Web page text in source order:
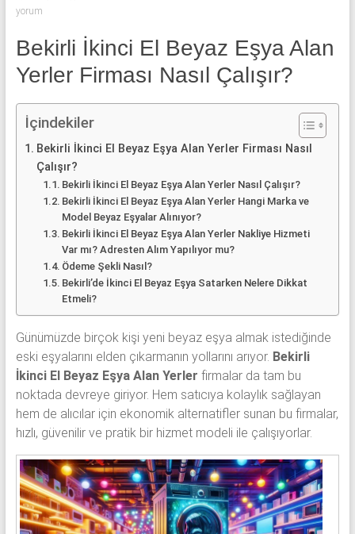
klima
kombi
yorum
Bekirli İkinci El Beyaz Eşya Alan
Yerler Firması Nasıl Çalışır?
İçindekiler
Bekirli İkinci El Beyaz Eşya Alan Yerler Firması Nasıl
Çalışır?
Bekirli İkinci El Beyaz Eşya Alan Yerler Nasıl Çalışır?
Bekirli İkinci El Beyaz Eşya Alan Yerler Hangi Marka ve
Model Beyaz Eşyalar Alınıyor?
Bekirli İkinci El Beyaz Eşya Alan Yerler Nakliye Hizmeti
Var mı? Adresten Alım Yapılıyor mu?
Ödeme Şekli Nasıl?
Bekirli’de İkinci El Beyaz Eşya Satarken Nelere Dikkat
Etmeli?
Günümüzde birçok kişi yeni beyaz eşya almak istediğinde
eski eşyalarını elden çıkarmanın yollarını arıyor. Bekirli
İkinci El Beyaz Eşya Alan Yerler firmalar da tam bu
noktada devreye giriyor. Hem satıcıya kolaylık sağlayan
hem de alıcılar için ekonomik alternatifler sunan bu firmalar,
hızlı, güvenilir ve pratik bir hizmet modeli ile çalışıyorlar.